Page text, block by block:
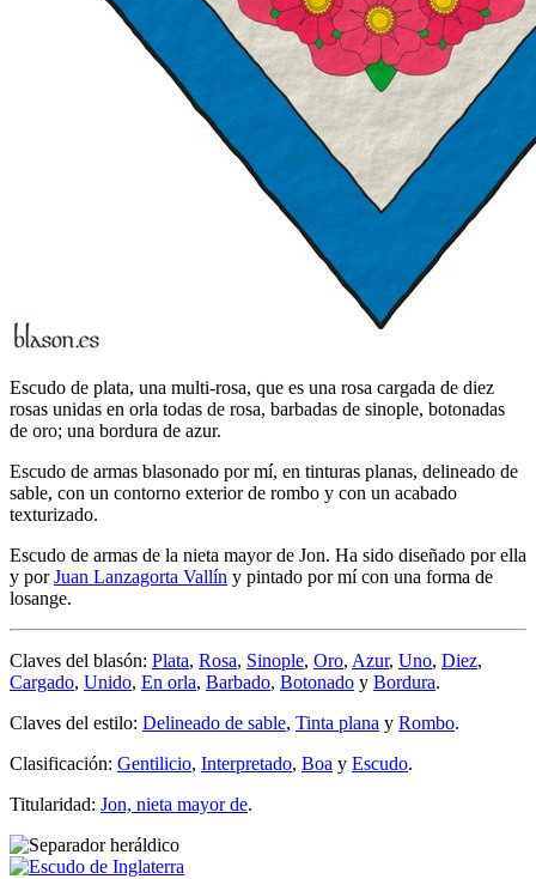
Escudo de plata, una multi-rosa, que es una rosa cargada de diez
rosas unidas en orla todas de rosa, barbadas de sinople, botonadas
de oro; una bordura de azur.
Escudo de armas blasonado por mí, en tinturas planas, delineado de
sable, con un contorno exterior de rombo y con un acabado
texturizado.
Escudo de armas de la nieta mayor de Jon. Ha sido diseñado por ella
y porJuan Lanzagorta Vallín y pintado por mí con una forma de
losange.
Claves del blasón: Plata, Rosa, Sinople, Oro, Azur, Uno, Diez,
Cargado, Unido, En orla, Barbado, Botonado y Bordura.
Claves del estilo: Delineado de sable, Tinta plana y Rombo.
Clasificación: Gentilicio, Interpretado, Boa y Escudo.
Titularidad: Jon, nieta mayor de.